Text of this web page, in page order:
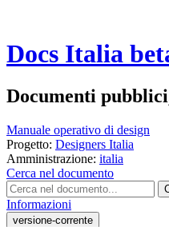
Docs Italia
Documenti
Manuale operativo di design
Progetto: Designers Italia
Amministrazione: italia
Cerca nel documento
Informazioni
versione-corrente